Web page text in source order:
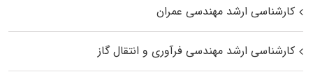
کارشناسی ارشد مهندسی عمران
کارشناسی ارشد مهندسی فرآوری و انتقال گاز